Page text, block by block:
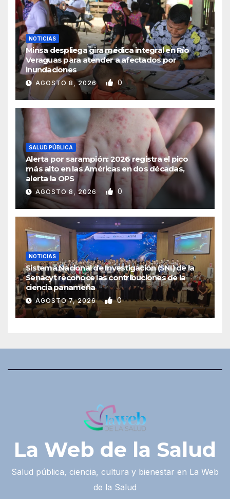
NOTICIAS
Minsa despliega gira médica integral en Río
Veraguas para atender a afectados por
inundaciones
AGOSTO 8, 2026 0
SALUD PÚBLICA
Alerta por sarampión: 2026 registra el pico
más alto en las Américas en dos décadas,
alerta la OPS
AGOSTO 8, 2026 0
NOTICIAS
Sistema Nacional de Investigación (SNI) de la
Senacyt reconoce las contribuciones de la
ciencia panameña
AGOSTO 7, 2026 0
La Web de la Salud
Salud pública, ciencia, cultura y bienestar en La Web
de la Salud